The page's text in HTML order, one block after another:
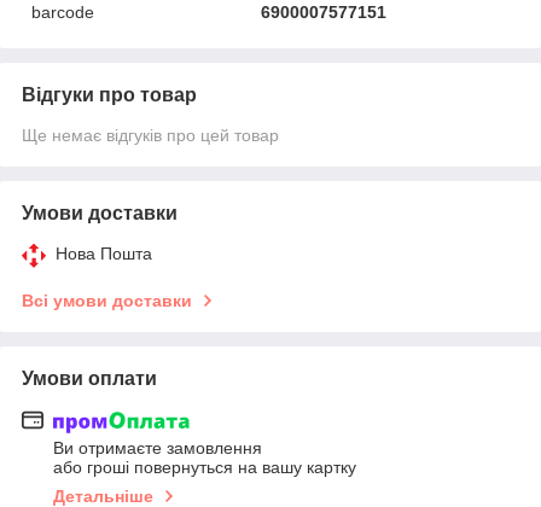
barcode
6900007577151
Відгуки про товар
Ще немає відгуків про цей товар
Умови доставки
Нова Пошта
Всі умови доставки
Умови оплати
Ви отримаєте замовлення
або гроші повернуться на вашу картку
Детальніше